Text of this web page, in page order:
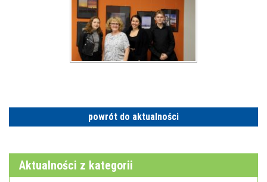
powrót do aktualności
Aktualności z kategorii